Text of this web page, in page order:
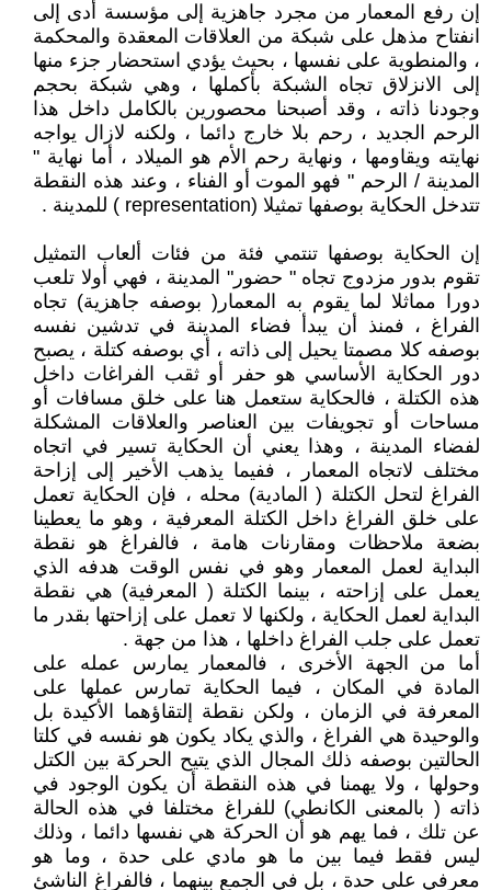
إن رفع المعمار من مجرد جاهزية إلى مؤسسة أدى إلى
انفتاح مذهل على شبكة من العلاقات المعقدة والمحكمة
، والمنطوية على نفسها ، بحيث يؤدي استحضار جزء منها
إلى الانزلاق تجاه الشبكة بأكملها ، وهي شبكة بحجم
وجودنا ذاته ، وقد أصبحنا محصورين بالكامل داخل هذا
الرحم الجديد ، رحم بلا خارج دائما ، ولكنه لازال يواجه
نهايته ويقاومها ، ونهاية رحم الأم هو الميلاد ، أما نهاية "
المدينة / الرحم " فهو الموت أو الفناء ، وعند هذه النقطة
تتدخل الحكاية بوصفها تمثيلا (representation ) للمدينة .
إن الحكاية بوصفها تنتمي فئة من فئات ألعاب التمثيل
تقوم بدور مزدوج تجاه " حضور" المدينة ، فهي أولا تلعب
دورا مماثلا لما يقوم به المعمار( بوصفه جاهزية) تجاه
الفراغ ، فمنذ أن يبدأ فضاء المدينة في تدشين نفسه
بوصفه كلا مصمتا يحيل إلى ذاته ، أي بوصفه كتلة ، يصبح
دور الحكاية الأساسي هو حفر أو ثقب الفراغات داخل
هذه الكتلة ، فالحكاية ستعمل هنا على خلق مسافات أو
مساحات أو تجويفات بين العناصر والعلاقات المشكلة
لفضاء المدينة ، وهذا يعني أن الحكاية تسير في اتجاه
مختلف لاتجاه المعمار ، ففيما يذهب الأخير إلى إزاحة
الفراغ لتحل الكتلة ( المادية) محله ، فإن الحكاية تعمل
على خلق الفراغ داخل الكتلة المعرفية ، وهو ما يعطينا
بضعة ملاحظات ومقارنات هامة ، فالفراغ هو نقطة
البداية لعمل المعمار وهو في نفس الوقت هدفه الذي
يعمل على إزاحته ، بينما الكتلة ( المعرفية) هي نقطة
البداية لعمل الحكاية ، ولكنها لا تعمل على إزاحتها بقدر ما
تعمل على جلب الفراغ داخلها ، هذا من جهة .
أما من الجهة الأخرى ، فالمعمار يمارس عمله على
المادة في المكان ، فيما الحكاية تمارس عملها على
المعرفة في الزمان ، ولكن نقطة إلتقاؤهما الأكيدة بل
والوحيدة هي الفراغ ، والذي يكاد يكون هو نفسه في كلتا
الحالتين بوصفه ذلك المجال الذي يتيح الحركة بين الكتل
وحولها ، ولا يهمنا في هذه النقطة أن يكون الوجود في
ذاته ( بالمعنى الكانطي) للفراغ مختلفا في هذه الحالة
عن تلك ، فما يهم هو أن الحركة هي نفسها دائما ، وذلك
ليس فقط فيما بين ما هو مادي على حدة ، وما هو
معرفي على حدة ، بل في الجمع بينهما ، فالفراغ الناشئ